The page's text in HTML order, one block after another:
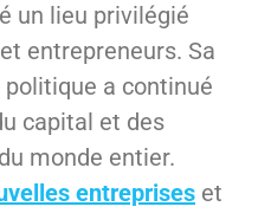
un lieu privilégié
entrepreneurs. Sa
a continué
capital et des
monde entier.
entreprises et